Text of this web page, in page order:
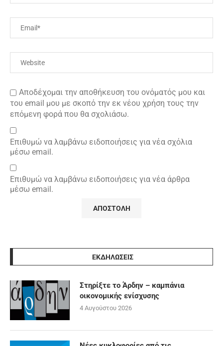
Αποδέχομαι την αποθήκευση του ονόματός μου και
του email μου με σκοπό την εκ νέου χρήση τους την
επόμενη φορά που θα σχολιάσω.
Επιθυμώ να λαμβάνω ειδοποιήσεις για νέα σχόλια
μέσω email.
Επιθυμώ να λαμβάνω ειδοποιήσεις για νέα άρθρα
μέσω email.
ΕΚΔΗΛΩΣΕΙΣ
Στηρίξτε το Άρδην – καμπάνια
οικονομικής ενίσχυσης
4 Αυγούστου 2026